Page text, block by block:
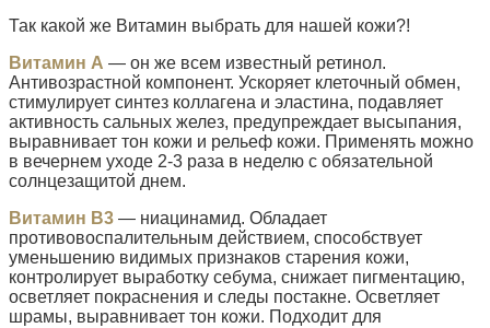
Так какой же Витамин выбрать для нашей кожи?!
Витамин А — он же всем известный ретинол.
Антивозрастной компонент. Ускоряет клеточный обмен,
стимулирует синтез коллагена и эластина, подавляет
активность сальных желез, предупреждает высыпания,
выравнивает тон кожи и рельеф кожи. Применять можно
в вечернем уходе 2-3 раза в неделю с обязательной
солнцезащитой днем.
Витамин В3 — ниацинамид. Обладает
противовоспалительным действием, способствует
уменьшению видимых признаков старения кожи,
контролирует выработку себума, снижает пигментацию,
осветляет покраснения и следы постакне. Осветляет
шрамы, выравнивает тон кожи. Подходит для